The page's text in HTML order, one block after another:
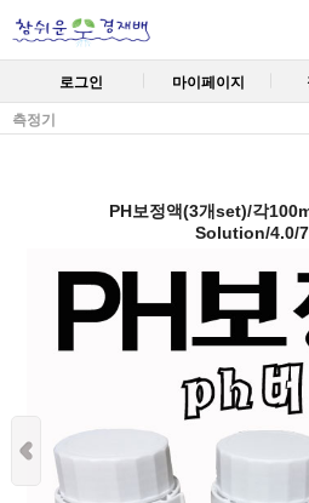
로그인 마이페이지
측정기
PH보정액(3개set)/각
Solution/4.0/